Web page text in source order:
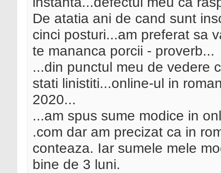
De atatia ani de cand sunt
cinci posturi...am preferat sa
te mananca porcii - proverb...
...din punctul meu de vedere
stati linistiti...online-ul in
2020...
...am spus sume modice in
.com dar am precizat ca in
conteaza. Iar sumele mele
bine de 3 luni.